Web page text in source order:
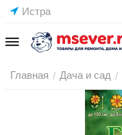
Истра
Главная / Дача и сад /